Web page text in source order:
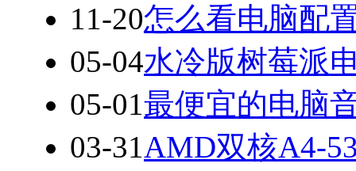
11-20怎么看电脑配
05-04水冷版树莓派
05-01最便宜的电脑
03-31AMD双核A4-